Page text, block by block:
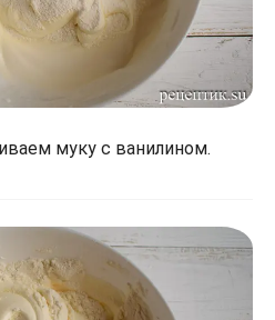
муку с ванилином.